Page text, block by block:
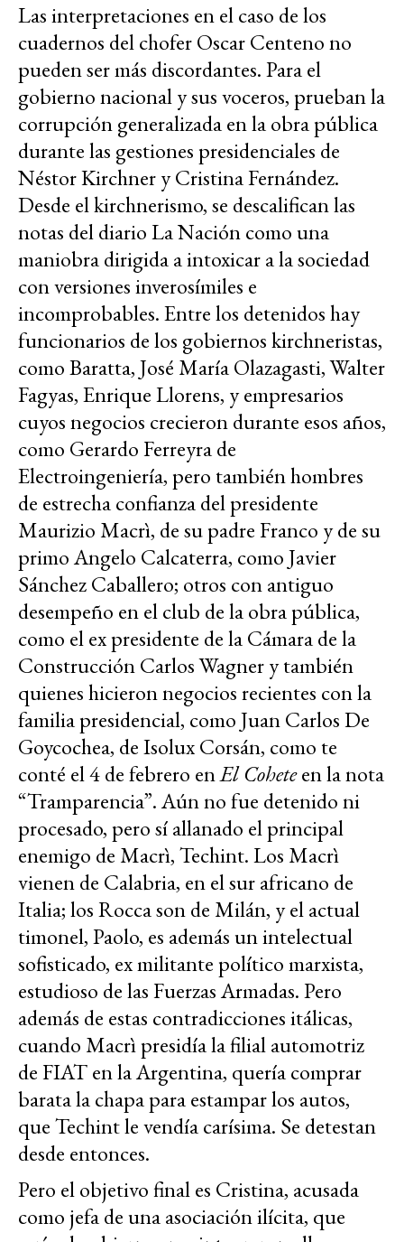
Las interpretaciones en el caso de los
cuadernos del chofer Oscar Centeno no
pueden ser más discordantes. Para el
gobierno nacional y sus voceros, prueban la
corrupción generalizada en la obra pública
durante las gestiones presidenciales de
Néstor Kirchner y Cristina Fernández.
Desde el kirchnerismo, se descalifican las
notas del diario La Nación como una
maniobra dirigida a intoxicar a la sociedad
con versiones inverosímiles e
incomprobables. Entre los detenidos hay
funcionarios de los gobiernos kirchneristas,
como Baratta, José María Olazagasti, Walter
Fagyas, Enrique Llorens, y empresarios
cuyos negocios crecieron durante esos años,
como Gerardo Ferreyra de
Electroingeniería, pero también hombres
de estrecha confianza del presidente
Maurizio Macrì, de su padre Franco y de su
primo Angelo Calcaterra, como Javier
Sánchez Caballero; otros con antiguo
desempeño en el club de la obra pública,
como el ex presidente de la Cámara de la
Construcción Carlos Wagner y también
quienes hicieron negocios recientes con la
familia presidencial, como Juan Carlos De
Goycochea, de Isolux Corsán, como te
conté el 4 de febrero enEl Coheteen la nota
“Tramparencia”. Aún no fue detenido ni
procesado, pero sí allanado el principal
enemigo de Macrì, Techint. Los Macrì
vienen de Calabria, en el sur africano de
Italia; los Rocca son de Milán, y el actual
timonel, Paolo, es además un intelectual
sofisticado, ex militante político marxista,
estudioso de las Fuerzas Armadas. Pero
además de estas contradicciones itálicas,
cuando Macrì presidía la filial automotriz
de FIAT en la Argentina, quería comprar
barata la chapa para estampar los autos,
que Techint le vendía carísima. Se detestan
desde entonces.
Pero el objetivo final es Cristina, acusada
como jefa de una asociación ilícita, que